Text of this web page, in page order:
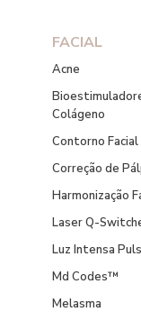
FACIAL
Acne
Colágeno
Contorno Facial
Correção de
Harmonização
Laser Q-
Luz Intensa
Md Codes™
Melasma